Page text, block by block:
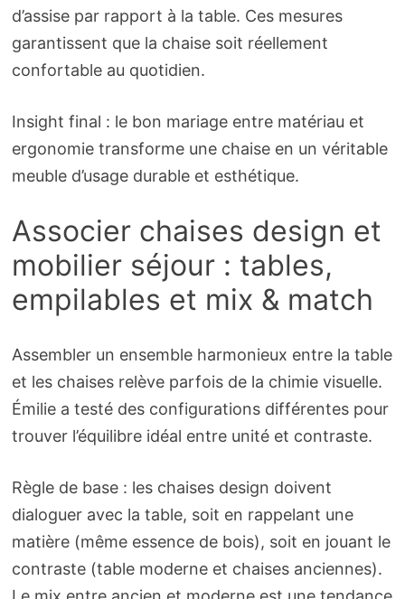
d’assise par rapport à la table. Ces mesures
garantissent que la chaise soit réellement
confortable au quotidien.
Insight final : le bon mariage entre matériau et
ergonomie transforme une chaise en un véritable
meuble d’usage durable et esthétique.
Associer chaises design et
mobilier séjour : tables,
empilables et mix & match
Assembler un ensemble harmonieux entre la table
et les chaises relève parfois de la chimie visuelle.
Émilie a testé des configurations différentes pour
trouver l’équilibre idéal entre unité et contraste.
Règle de base : les chaises design doivent
dialoguer avec la table, soit en rappelant une
matière (même essence de bois), soit en jouant le
contraste (table moderne et chaises anciennes).